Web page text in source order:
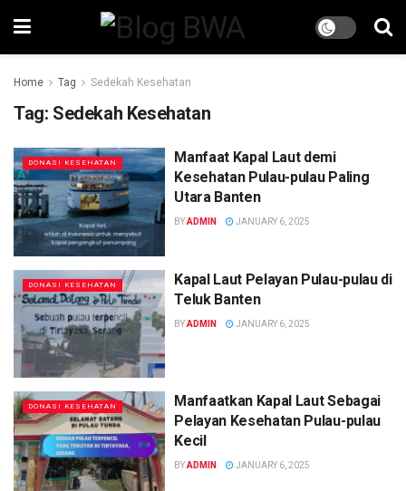
Home Tag Sedekah Kesehatan
Tag: Sedekah Kesehatan
DONASI KESEHATAN
Manfaat Kapal Laut demi
Kesehatan Pulau-pulau Paling
Utara Banten
BYADMIN JANUARY 6, 2025
DONASI KESEHATAN
Kapal Laut Pelayan Pulau-pulau di
Teluk Banten
BYADMIN JANUARY 6, 2025
DONASI KESEHATAN
Manfaatkan Kapal Laut Sebagai
Pelayan Kesehatan Pulau-pulau
Kecil
BYADMIN JANUARY 6, 2025